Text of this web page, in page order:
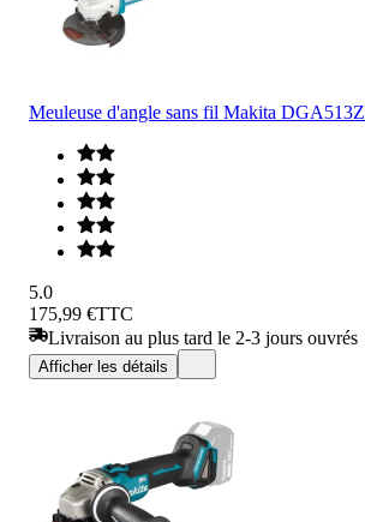
Meuleuse d'angle sans fil Makita DGA513Z
5.0
175,99 €TTC
Livraison au plus tard le 2-3 jours ouvrés
Afficher les détails